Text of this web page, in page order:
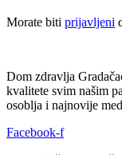
Morate biti prijavljeni
Dom zdravlja
kvalitete svim našim
osoblja i najnovije
Facebook-f